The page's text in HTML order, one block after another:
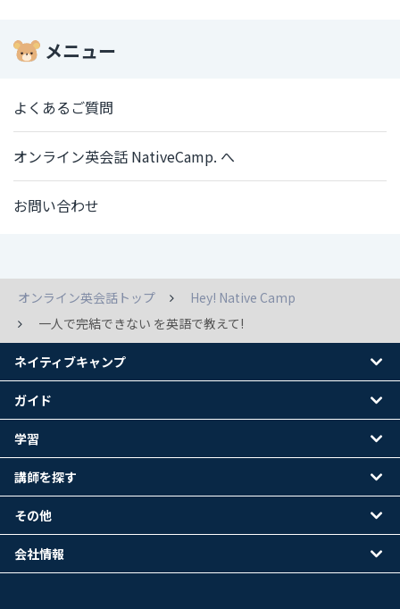
メニュー
よくあるご質問
オンライン英会話 NativeCamp. へ
お問い合わせ
オンライン英会話トップ
Hey! Native Camp
一人で完結できない を英語で教えて!
ネイティブキャンプ
ガイド
学習
講師を探す
その他
会社情報